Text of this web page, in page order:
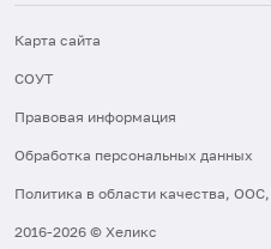
Карта сайта
СОУТ
Правовая информация
Обработка персональных данных
Политика в области качества,
2016-2026 © Хеликс